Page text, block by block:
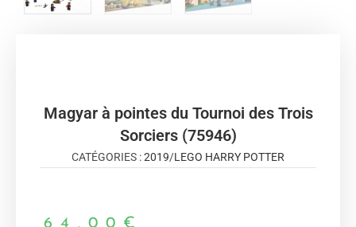
Magyar à pointes du Tournoi des Trois
Sorciers (75946)
CATÉGORIES :2019/LEGO HARRY POTTER
64,00 €